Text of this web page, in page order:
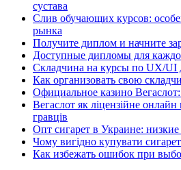
сустава
Слив обучающих курсов:
рынка
Получите диплом и начните
Доступные дипломы для
Складчина на курсы по UX/UI
Как организовать свою
Официальное казино
Вегаслот як ліцензійне
гравців
Опт сигарет в Украине:
Чому вигідно купувати
Как избежать ошибок при